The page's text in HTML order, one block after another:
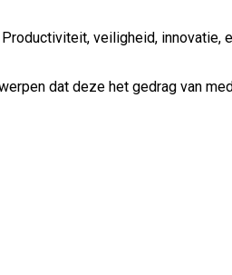
veiligheid,
dat deze het gedrag van